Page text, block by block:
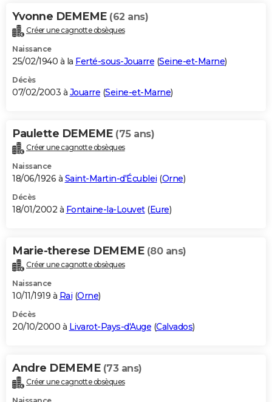
Yvonne DEMEME (62 ans)
Créer une cagnotte obsèques
Naissance
25/02/1940 à la Ferté-sous-Jouarre (Seine-et-Marne)
Décès
07/02/2003 à Jouarre (Seine-et-Marne)
Paulette DEMEME (75 ans)
Créer une cagnotte obsèques
Naissance
18/06/1926 à Saint-Martin-d'Écublei (Orne)
Décès
18/01/2002 à Fontaine-la-Louvet(Eure)
Marie-therese DEMEME (80 ans)
Créer une cagnotte obsèques
Naissance
10/11/1919 à Rai (Orne)
Décès
20/10/2000 à Livarot-Pays-d'Auge (Calvados)
Andre DEMEME (73 ans)
Créer une cagnotte obsèques